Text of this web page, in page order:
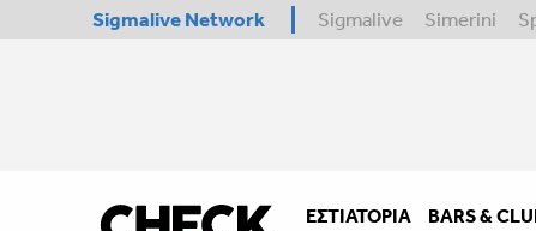
Sigmalive Network Sigmalive Simerini
ΕΣΤΙΑΤΌΡΙΑ BARS &